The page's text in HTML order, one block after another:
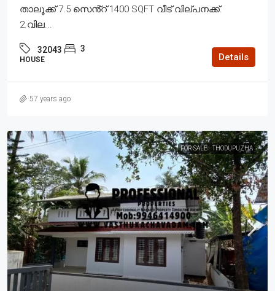
താലൂക്ക് 7.5 സെൻ്റ് 1400 SQFT വീട് വില്പനക്ക്.
2.വില...
32043 3
HOUSE Details
57 years ago
FOR SALE THODUPUZHA